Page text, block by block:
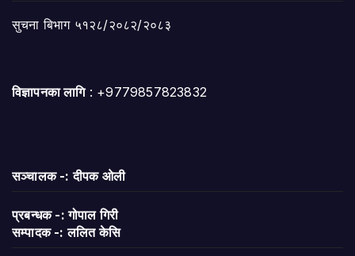
सुचना बिभाग ५१२८/२०८२/२०८३
विज्ञापनका लागि: +9779857823832
सञ्चालक -: दीपक ओली
प्रबन्धक -: गोपाल गिरी
सम्पादक -: ललित केसि